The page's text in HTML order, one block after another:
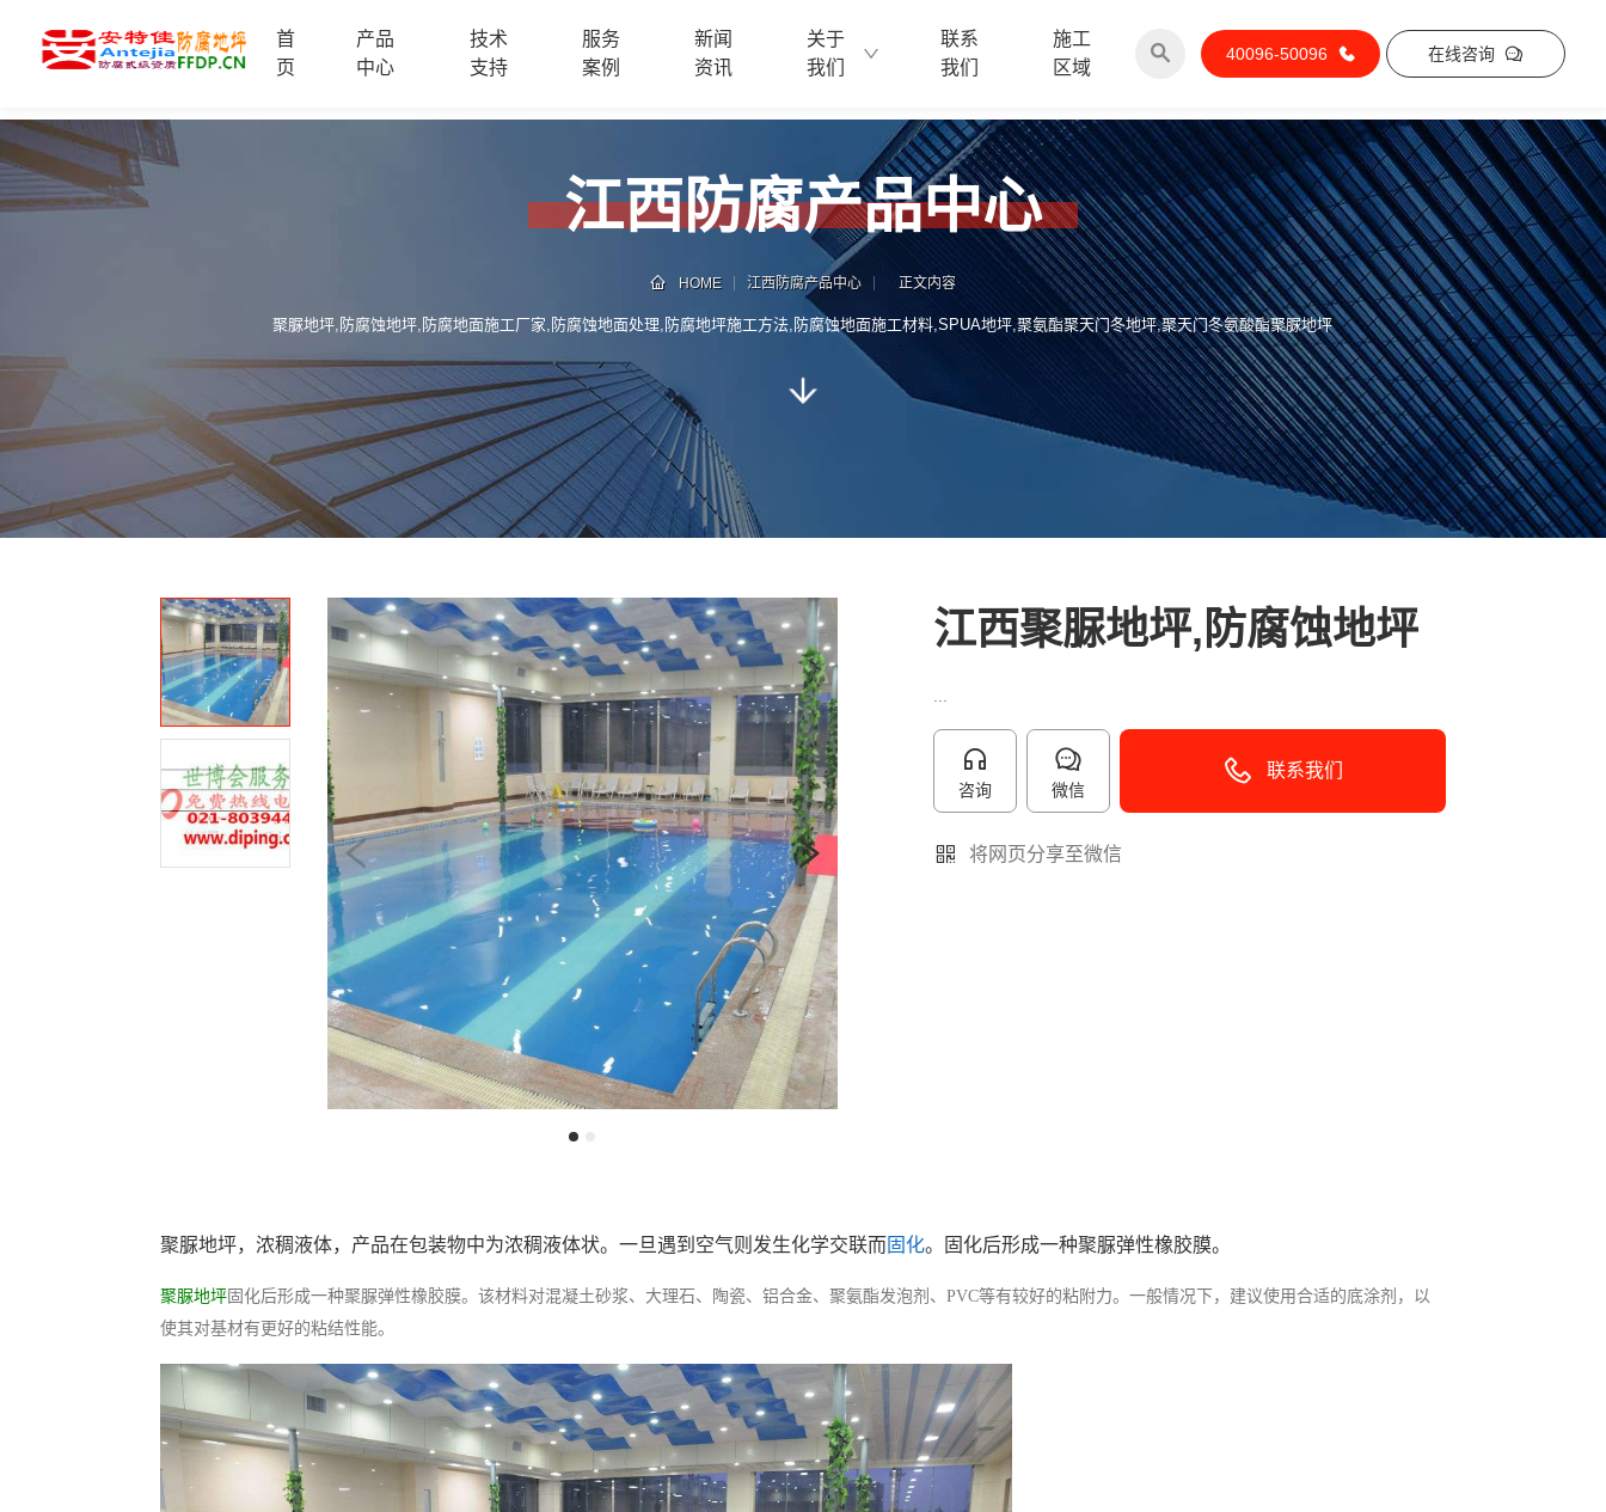
首
页
产品
中心
技术
支持
服务
案例
新闻
资讯
关于
我们
联系
我们
施工
区域
40096-50096 在线咨询
品
中
心
技
术
资
区
联
系
我
电
话
咨
江西防腐产品中心
HOME 江西防腐产品中心 正文内容
聚脲地坪,防腐蚀地坪,防腐地面施工厂家,防腐蚀地面处理,防腐地坪施工方法,防腐蚀地面施工材料,SPUA地坪,聚氨酯聚天门冬地坪,聚天门冬氨酸酯聚脲地坪
江西聚脲地坪,防腐蚀地坪
咨询 微信
联系我们
将网页分享至微信
聚脲地坪，浓稠液体，产品在包装物中为浓稠液体状。一旦遇到空气则发生化学交联而固化。固化后形成一种聚脲弹性橡胶膜。
聚脲地坪 固化后形成一种聚脲弹性橡胶膜。该材料对混凝土砂浆、大理石、陶瓷、铝合金、聚氨酯发泡剂、PVC等有较好的粘附力。一般情况下，建议使用合适的底涂剂，以
使其对基材有更好的粘结性能。